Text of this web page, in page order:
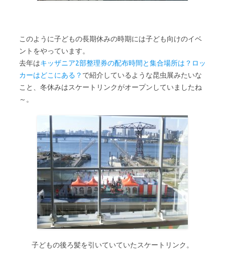
このように子どもの長期休みの時期には子ども向けのイベ
ントをやっています。
去年はキッザニア2部整理券の配布時間と集合場所は？ロッ
カーはどこにある？ で紹介しているような昆虫展みたいな
こと、冬休みはスケートリンクがオープンしていましたね
～。
子どもの後ろ髪を引いていていたスケートリンク。